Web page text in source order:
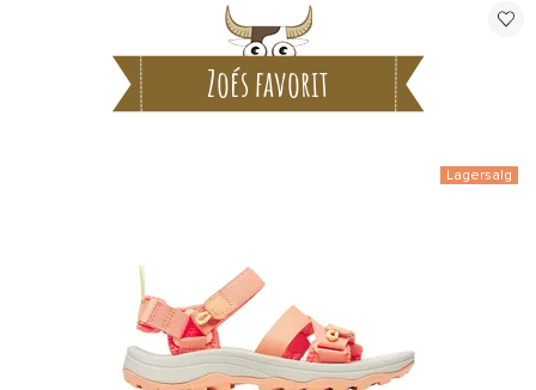
Zoés favorit
Lagersalg